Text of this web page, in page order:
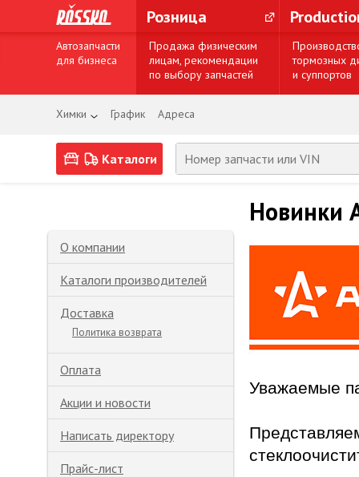
Розница
Автозапчасти
для бизнеса
Продажа физическим
лицам, рекомендации
по выбору запчастей
тормозных
и суппортов
Химки График Адреса
Каталоги
О компании
Каталоги производителей
Доставка
Политика возврата
Оплата
Акции и новости
Написать директору
Прайс-лист
Новинки
Уважаемые